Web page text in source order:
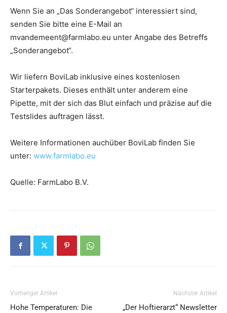
Wenn Sie an „Das Sonderangebot“ interessiert sind,
senden Sie bitte eine E-Mail an
mvandemeent@farmlabo.eu unter Angabe des Betreffs
„Sonderangebot“.
Wir liefern BoviLab inklusive eines kostenlosen
Starterpakets. Dieses enthält unter anderem eine
Pipette, mit der sich das Blut einfach und präzise auf die
Testslides auftragen lässt.
Weitere Informationen auchüber BoviLab finden Sie
unter: www.farmlabo.eu
Quelle: FarmLabo B.V.
Vorheriger Artikel
Hohe Temperaturen: Die
Nächster Artikel
„Der Hoftierarzt“ Newsletter